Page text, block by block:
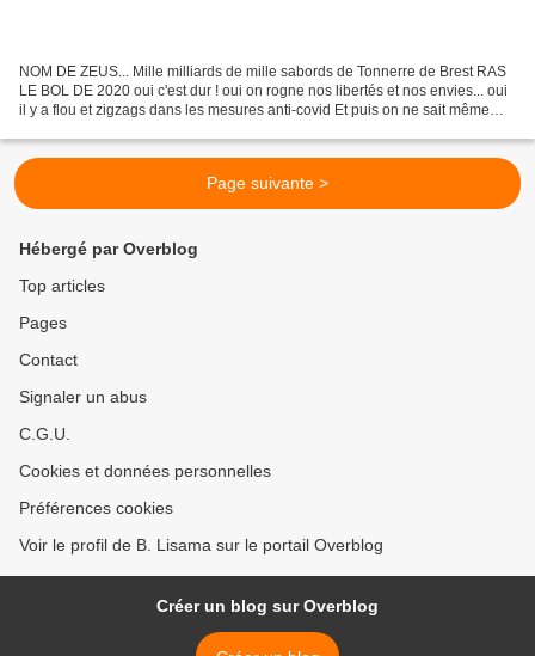
NOM DE ZEUS... Mille milliards de mille sabords de Tonnerre de Brest RAS
LE BOL DE 2020 oui c'est dur ! oui on rogne nos libertés et nos envies... oui
il y a flou et zigzags dans les mesures anti-covid Et puis on ne sait même
Page suivante >
Hébergé par Overblog
Top articles
Pages
Contact
Signaler un abus
C.G.U.
Cookies et données personnelles
Préférences cookies
Voir le profil de B. Lisama sur le portail Overblog
Créer un blog sur Overblog